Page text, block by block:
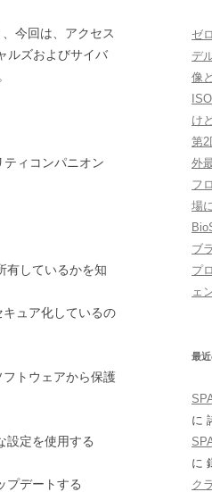
今回は、アクセス
ルズおよびサイバ
ィコンパニオン
有しているかを知
ュア化しているの
トウェアから保護
設定を使用する
プデートする
ゼ
デ
像
け
第2
外
フ
場
ブ
プ
ェ
最
に
に
ク